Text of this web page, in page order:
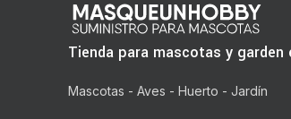
Tienda para mascotas y garden
Mascotas - Aves - Huerto - Jardín